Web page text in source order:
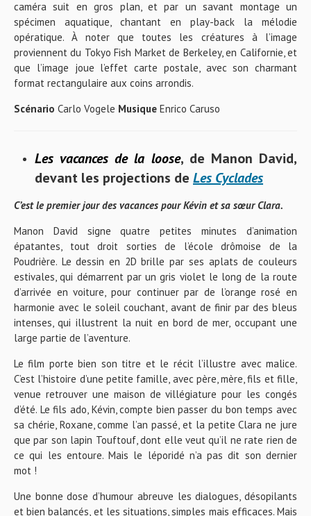
caméra suit en gros plan, et par un savant montage un
spécimen aquatique, chantant en play-back la mélodie
opératique. À noter que toutes les créatures à l’image
proviennent du Tokyo Fish Market de Berkeley, en Californie, et
que l’image joue l’effet carte postale, avec son charmant
format rectangulaire aux coins arrondis.
Scénario Carlo Vogele Musique Enrico Caruso
Les vacances de la loose, de Manon David,
devant les projections de Les Cyclades
C’est le premier jour des vacances pour Kévin et sa sœur Clara.
Manon David signe quatre petites minutes d’animation
épatantes, tout droit sorties de l’école drômoise de la
Poudrière. Le dessin en 2D brille par ses aplats de couleurs
estivales, qui démarrent par un gris violet le long de la route
d’arrivée en voiture, pour continuer par de l’orange rosé en
harmonie avec le soleil couchant, avant de finir par des bleus
intenses, qui illustrent la nuit en bord de mer, occupant une
large partie de l’aventure.
Le film porte bien son titre et le récit l’illustre avec malice.
C’est l’histoire d’une petite famille, avec père, mère, fils et fille,
venue retrouver une maison de villégiature pour les congés
d’été. Le fils ado, Kévin, compte bien passer du bon temps avec
sa chérie, Roxane, comme l’an passé, et la petite Clara ne jure
que par son lapin Touftouf, dont elle veut qu’il ne rate rien de
ce qui les entoure. Mais le léporidé n’a pas dit son dernier
mot !
Une bonne dose d’humour abreuve les dialogues, désopilants
et bien balancés, et les situations, simples mais efficaces. Mais